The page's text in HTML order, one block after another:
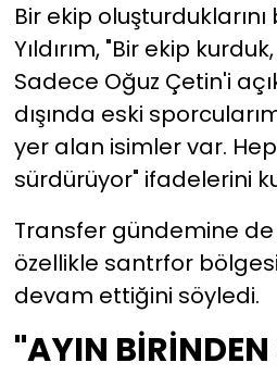
Bir ekip oluşturduklarını
Yıldırım, "Bir ekip
Sadece Oğuz Çetin'i
dışında eski
yer alan isimler var.
sürdürüyor" ifadelerini
Transfer gündemine de
özellikle santrfor
devam ettiğini söyledi.
"AYIN